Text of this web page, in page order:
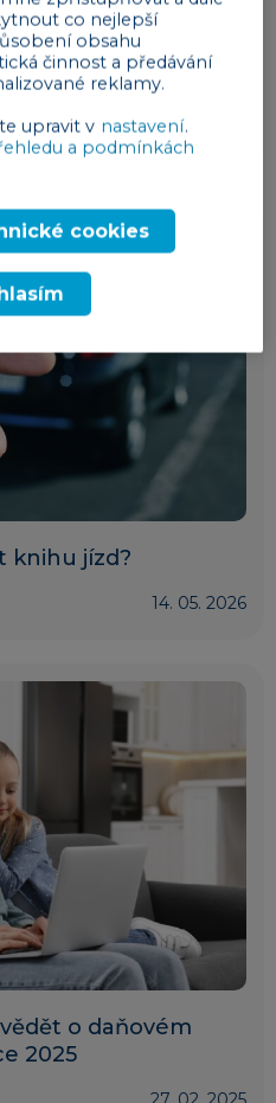
aby se
26. 05. 2026
knihu jízd?
14. 05. 2026
o daňovém
2025
co nejlepší
obsahu
činnost a předávání
reklamy.
upravit v nastavení.
a podmínkách
cookies